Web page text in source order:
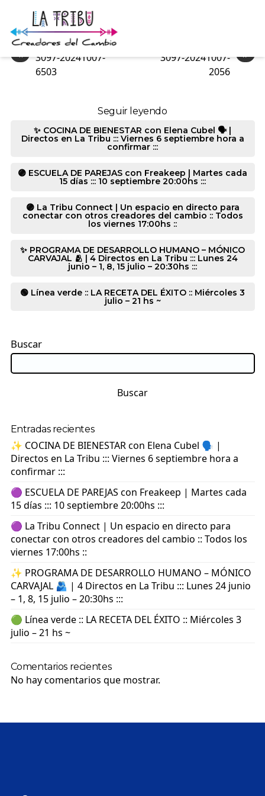
3097-20241007-6575
«
3097-20241007-
6503
»
3097-20241007-
2056
Seguir leyendo
✨ COCINA DE BIENESTAR con Elena Cubel 🗣️ |
Directos en La Tribu ::: Viernes 6 septiembre hora a
confirmar :::
🟣 ESCUELA DE PAREJAS con Freakeep | Martes cada
15 días ::: 10 septiembre 20:00hs :::
🟣 La Tribu Connect | Un espacio en directo para
conectar con otros creadores del cambio :: Todos
los viernes 17:00hs ::
✨ PROGRAMA DE DESARROLLO HUMANO – MÓNICO
CARVAJAL 🫂 | 4 Directos en La Tribu ::: Lunes 24
junio – 1, 8, 15 julio – 20:30hs :::
🟢 Línea verde :: LA RECETA DEL ÉXITO :: Miércoles 3
julio – 21 hs ~
Buscar
Buscar
Entradas recientes
✨ COCINA DE BIENESTAR con Elena Cubel 🗣️ |
Directos en La Tribu ::: Viernes 6 septiembre hora a
confirmar :::
🟣 ESCUELA DE PAREJAS con Freakeep | Martes cada
15 días ::: 10 septiembre 20:00hs :::
🟣 La Tribu Connect | Un espacio en directo para
conectar con otros creadores del cambio :: Todos los
viernes 17:00hs ::
✨ PROGRAMA DE DESARROLLO HUMANO – MÓNICO
CARVAJAL 🫂 | 4 Directos en La Tribu ::: Lunes 24 junio
– 1, 8, 15 julio – 20:30hs :::
🟢 Línea verde :: LA RECETA DEL ÉXITO :: Miércoles 3
julio – 21 hs ~
Comentarios recientes
No hay comentarios que mostrar.